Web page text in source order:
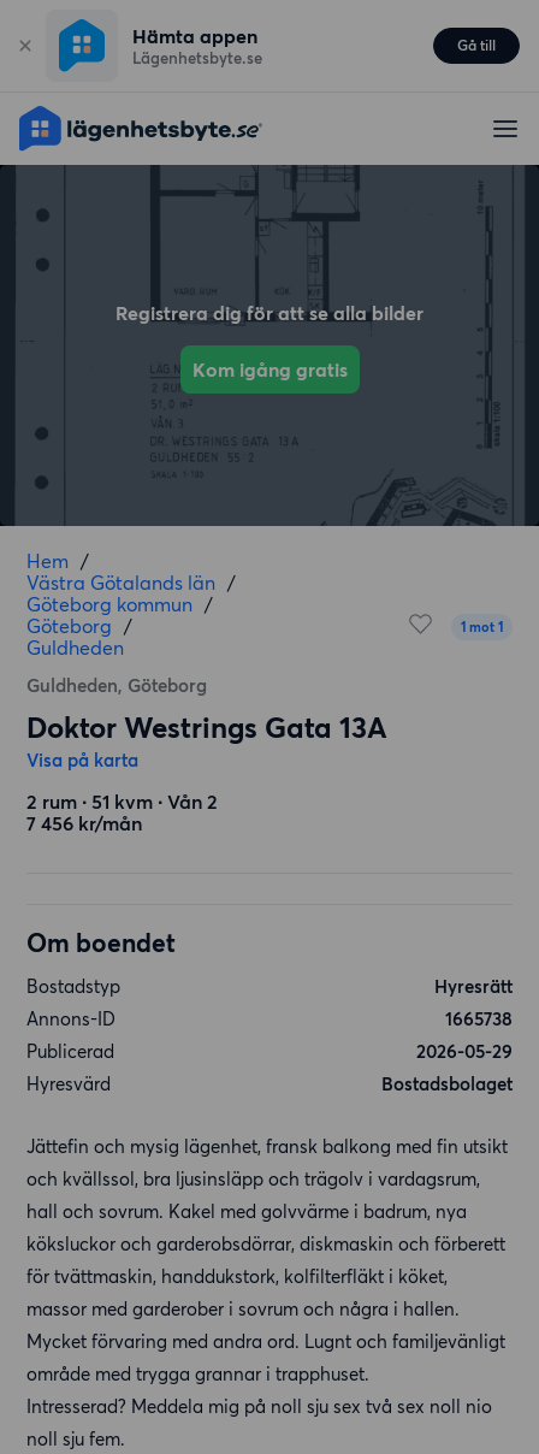
Hämta appen
Lägenhetsbyte.se
Gå till
Registrera dig för att se alla bilder
Kom igång gratis
Hem /
Västra Götalands län /
Göteborg kommun /
Göteborg /
Guldheden
Guldheden, Göteborg
1 mot 1
Doktor Westrings Gata 13A
Visa på karta
2 rum ∙ 51 kvm ∙ Vån 2
7 456 kr/mån
Om boendet
Bostadstyp
Hyresrätt
Annons-ID
1665738
Publicerad
2026-05-29
Hyresvärd
Bostadsbolaget
Jättefin och mysig lägenhet, fransk balkong med fin utsikt
och kvällssol, bra ljusinsläpp och trägolv i vardagsrum,
hall och sovrum. Kakel med golvvärme i badrum, nya
köksluckor och garderobsdörrar, diskmaskin och förberett
för tvättmaskin, handdukstork, kolfilterfläkt i köket,
massor med garderober i sovrum och några i hallen.
Mycket förvaring med andra ord. Lugnt och familjevänligt
område med trygga grannar i trapphuset.
Intresserad? Meddela mig på noll sju sex två sex noll nio
noll sju fem.